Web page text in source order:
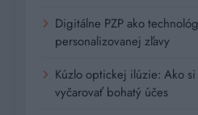
Digitálne PZP ako
personalizovanej zľavy
Kúzlo optickej ilúzie: Ako
vyčarovať bohatý účes